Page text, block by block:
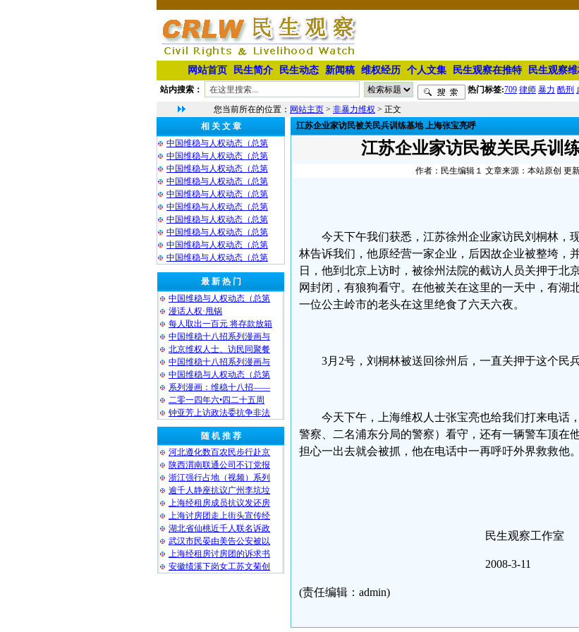
网站首页 民生简介 民生动态 新闻稿 维权经历 个人文集 民生观察在推特 民生观察
站内搜索： 热门标签:709 律师 暴力 酷刑
您当前所在的位置： 网站主页 > 非暴力维权 > 正文
相 关 文 章
中国维稳与人权动态（总第
中国维稳与人权动态（总第
中国维稳与人权动态（总第
中国维稳与人权动态（总第
中国维稳与人权动态（总第
中国维稳与人权动态（总第
中国维稳与人权动态（总第
中国维稳与人权动态（总第
中国维稳与人权动态（总第
中国维稳与人权动态（总第
最 新 热 门
中国维稳与人权动态（总第
漫话人权·甩锅
每人取出一百元 将存款放箱
中国维稳十八招系列漫画与
北京维权人士、访民同聚餐
中国维稳十八招系列漫画与
中国维稳与人权动态（总第
系列漫画：维稳十八招——
二零一四年六•四二十五周
钟亚芳上访政法委抗争非法
随 机 推 荐
河北遵化数百农民步行赴京
陕西渭南联通公司不订党报
浙江强行占地（视频）系列
逾千人静座抗议广州李坑垃
上海经租房成员抗议发还房
上海讨房团走上街头宣传经
湖北省仙桃近千人联名诉政
武汉市民晏由美告公安被以
上海经租房讨房团的诉求书
安徽绩溪下岗女工苏文菊创
江苏企业家访民被关民兵训练基地 上海张宝亮呼
江苏企业家访民被关民兵训
作者：民生编辑１ 文章来源：本站原创 更
今天下午我们获悉，江苏徐州企业家访民刘桐林，
林告诉我们，他原经营一家企业，后因故企业被整垮，
日，他到北京上访时，被徐州法院的截访人员关押于北
网封闭，有狼狗看守。在他被关在这里的一天中，有湖
一位公主岭市的老头在这里绝食了六天六夜。
3月2号，刘桐林被送回徐州后，一直关押于这个民
今天下午，上海维权人士张宝亮也给我们打来电话
警察、二名浦东分局的警察）看守，还有一辆警车顶在
担心一出去就会被抓，他在电话中一再呼吁外界救救他。
民生观察工作室
2008-3-11
(责任编辑：admin)